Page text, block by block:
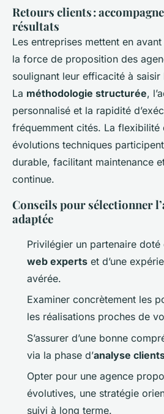
Retours clients :
résultats
Les entreprises mettent en
la force de proposition des
soulignant leur efficacité à
La méthodologie structurée,
personnalisé et la rapidité
fréquemment cités. La flexibilité
évolutions techniques
durable, facilitant maintenance
continue.
Conseils pour sélectionner
adaptée
Privilégier un partenaire doté
web experts et d’une
avérée.
Examiner concrètement les
les réalisations proches de
S’assurer d’une bonne
via la phase d’analyse
Opter pour une agence
évolutives, une stratégie
suivi à long terme.